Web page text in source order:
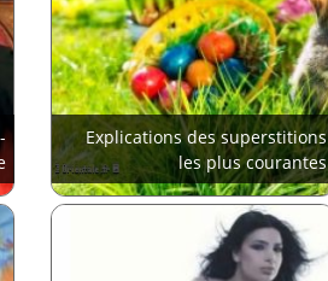
Explications des superstitions
les plus courantes